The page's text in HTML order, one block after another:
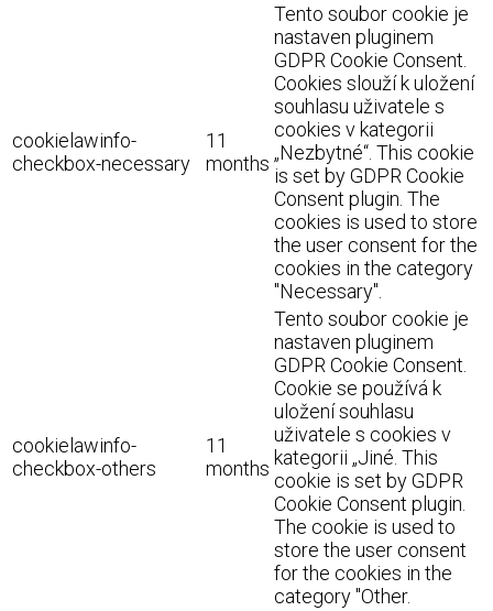
cookielawinfo-
checkbox-necessary
11
months
Tento soubor cookie je
nastaven pluginem
GDPR Cookie Consent.
Cookies slouží k uložení
souhlasu uživatele s
cookies v kategorii
„Nezbytné“. This cookie
is set by GDPR Cookie
Consent plugin. The
cookies is used to store
the user consent for the
cookies in the category
"Necessary".
cookielawinfo-
checkbox-others
11
months
Tento soubor cookie je
nastaven pluginem
GDPR Cookie Consent.
Cookie se používá k
uložení souhlasu
uživatele s cookies v
kategorii „Jiné. This
cookie is set by GDPR
Cookie Consent plugin.
The cookie is used to
store the user consent
for the cookies in the
category "Other.